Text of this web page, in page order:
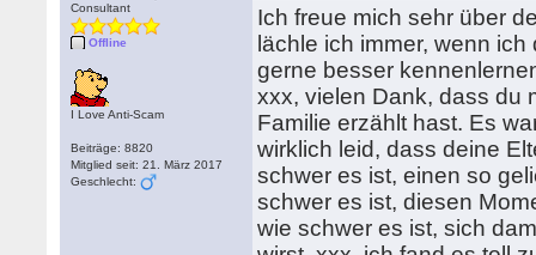
Consultant
Offline
I Love Anti-Scam
Beiträge: 8820
Mitglied seit: 21. März 2017
Geschlecht:
Ich freue mich sehr über
lächle ich immer, wenn
gerne besser
xxx, vielen Dank, dass du
Familie erzählt hast. Es
wirklich leid, dass deine
schwer es ist, einen so
schwer es ist, diesen
wie schwer es ist, sich